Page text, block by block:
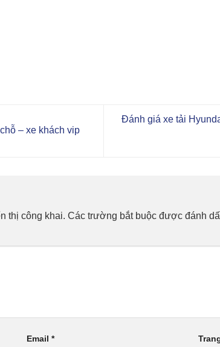
– xe khách vip
Đánh giá xe tải
thị công khai. Các trường bắt buộc được đánh
Email*